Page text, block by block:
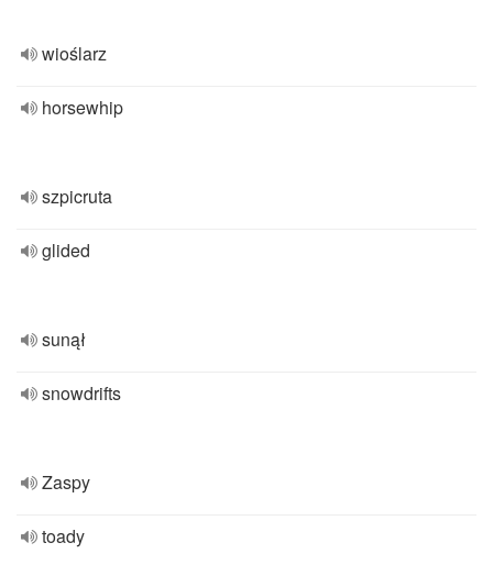
wioślarz
horsewhip
szpicruta
glided
sunął
snowdrifts
Zaspy
toady